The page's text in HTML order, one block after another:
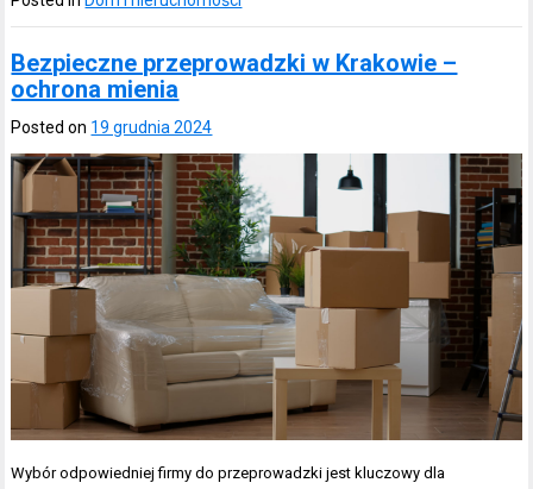
Bezpieczne przeprowadzki w Krakowie –
ochrona mienia
Posted on 19 grudnia 2024
Wybór odpowiedniej firmy do przeprowadzki jest kluczowy dla